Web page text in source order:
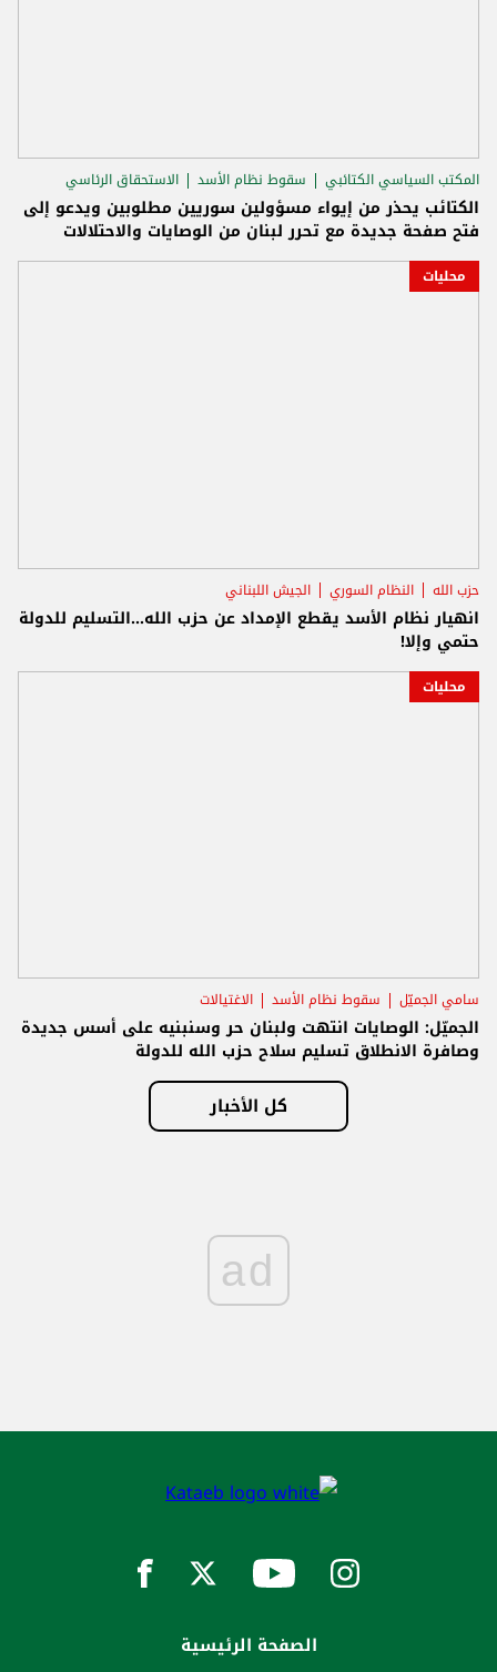
المكتب السياسي الكتائبي سقوط نظام الأسد الاستحقاق الرئاسي
الكتائب يحذر من إيواء مسؤولين سوريين مطلوبين ويدعو إلى
فتح صفحة جديدة مع تحرر لبنان من الوصايات والاحتلالات
محليات
حزب الله النظام السوري الجيش اللبناني
انهيار نظام الأسد يقطع الإمداد عن حزب الله...التسليم للدولة
حتمي وإلا!
محليات
سامي الجميّل سقوط نظام الأسد الاغتيالات
الجميّل: الوصايات انتهت ولبنان حر وسنبنيه على أسس جديدة
وصافرة الانطلاق تسليم سلاح حزب الله للدولة
كل الأخبار
ad
الصفحة الرئيسية